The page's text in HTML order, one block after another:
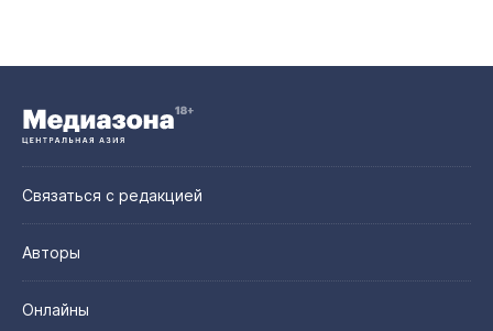
Связаться с редакцией
Авторы
Онлайны